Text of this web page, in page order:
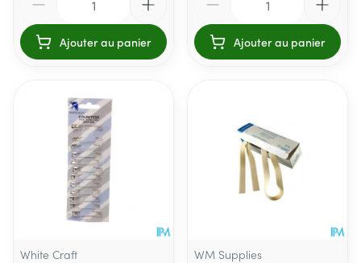
Ajouter au panier Ajouter au panier
White Craft
WM Supplies